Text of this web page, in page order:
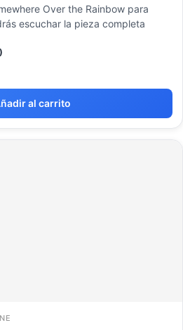
Over the Rainbow para
escuchar la pieza completa
al carrito